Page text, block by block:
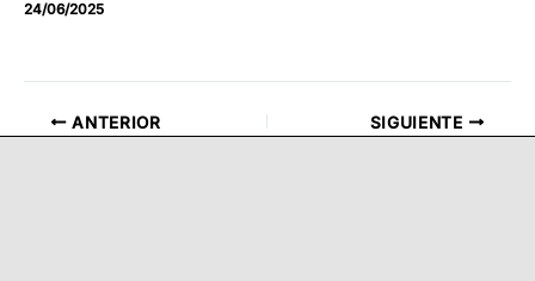
24/06/2025
ANTERIOR SIGUIENTE